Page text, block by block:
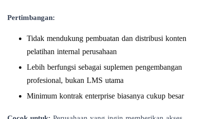
Pertimbangan:
Tidak mendukung pembuatan dan distribusi konten
pelatihan internal perusahaan
Lebih berfungsi sebagai suplemen pengembangan
profesional, bukan LMS utama
Minimum kontrak enterprise biasanya cukup besar